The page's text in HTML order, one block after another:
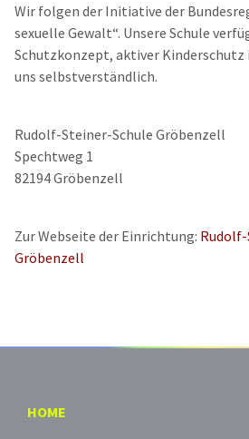
Wir folgen der Initiative der
sexuelle Gewalt“. Unsere Schule
Schutzkonzept, aktiver
uns selbstverständlich.
Rudolf-Steiner-Schule Gröbenzell
Spechtweg 1
82194 Gröbenzell
Zur Webseite der Einrichtung:
Gröbenzell
HOME